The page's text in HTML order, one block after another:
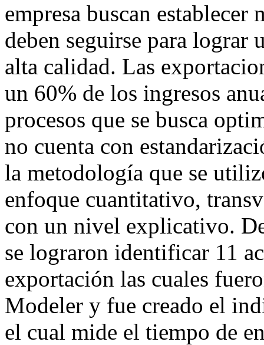
empresa buscan
deben seguirse para lograr
alta calidad. Las
un 60% de los ingresos
procesos que se busca
no cuenta con
la metodología que se
enfoque cuantitativo,
con un nivel explicativo.
se lograron identificar 11
exportación las cuales
Modeler y fue creado el
el cual mide el tiempo de